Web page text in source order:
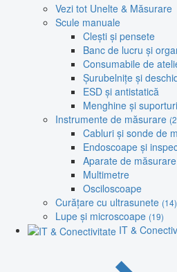
Vezi tot Unelte & Măsurare
Scule manuale
Clești și pensete
Banc de lucru și
Consumabile de
Șurubelnițe și
ESD și antistatică
Menghine și suporturi
Instrumente de măsurare
Cabluri și sonde de
Endoscoape și
Aparate de
Multimetre
Osciloscoape
Curățare cu ultrasunete (14)
Lupe și microscoape (19)
IT &